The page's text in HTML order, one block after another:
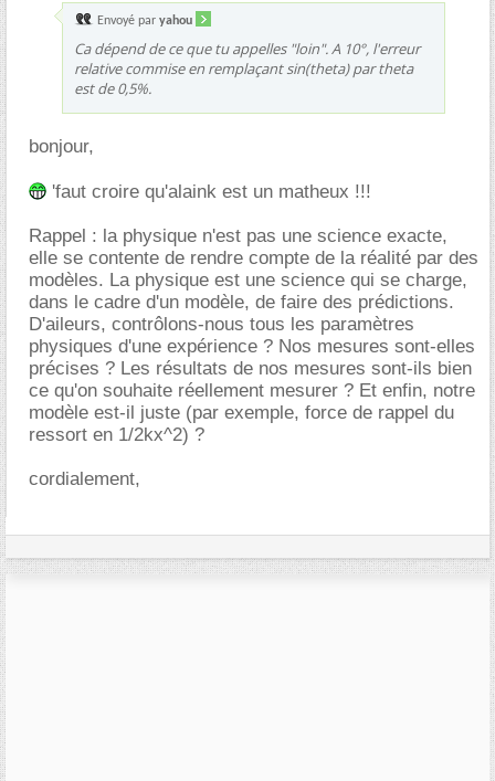
Envoyé par yahou
Ca dépend de ce que tu appelles "loin". A 10°, l'erreur
relative commise en remplaçant sin(theta) par theta
est de 0,5%.
bonjour,
'faut croire qu'alaink est un matheux !!!
Rappel : la physique n'est pas une science exacte,
elle se contente de rendre compte de la réalité par des
modèles. La physique est une science qui se charge,
dans le cadre d'un modèle, de faire des prédictions.
D'aileurs, contrôlons-nous tous les paramètres
physiques d'une expérience ? Nos mesures sont-elles
précises ? Les résultats de nos mesures sont-ils bien
ce qu'on souhaite réellement mesurer ? Et enfin, notre
modèle est-il juste (par exemple, force de rappel du
ressort en 1/2kx^2) ?
cordialement,